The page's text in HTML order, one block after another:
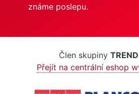
známe poslepu.
Člen skupiny
Přejít na centrální eshop